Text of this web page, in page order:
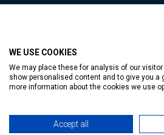
WE USE COOKIES
We may place these for analysis of our
show personalised content and to give you a
more information about the cookies we use
Accept all